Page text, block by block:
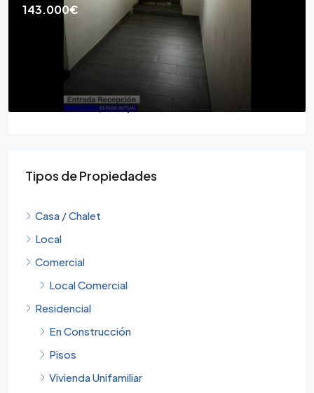
143.000€
Casa de Pueblo 3d para Acabar
2
CASAS DE PUEBLO, CASA / CHALET
Tipos de Propiedades
Casa / Chalet
Local
Comercial
Local Comercial
Residencial
En Construcción
Pisos
Vivienda Unifamiliar